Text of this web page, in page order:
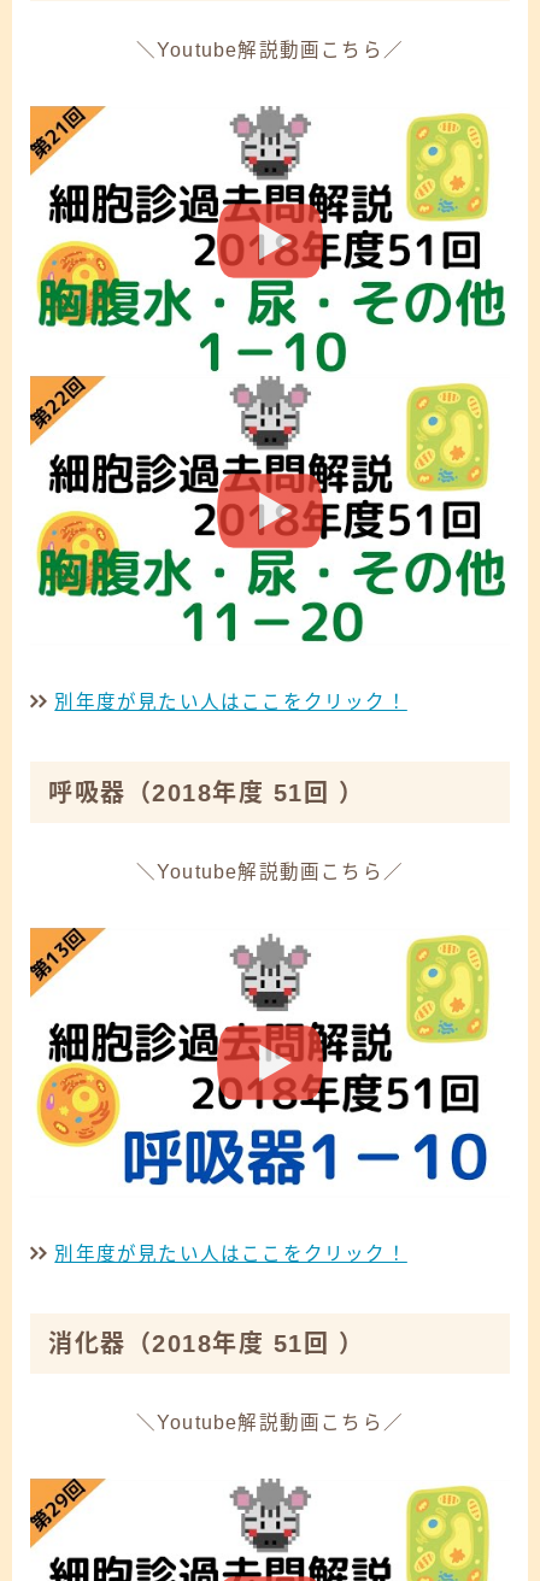
＼Youtube解説動画こちら／
別年度が見たい人はここをクリック！
呼吸器 （2018年度 51回 ）
＼Youtube解説動画こちら／
別年度が見たい人はここをクリック！
消化器 （2018年度 51回 ）
＼Youtube解説動画こちら／